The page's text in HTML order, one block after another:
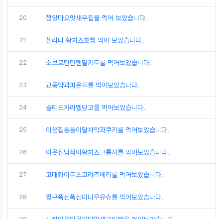
20 청양마요맛새우칩을 먹어 보았습니다.
21 샐리니 황치즈호빵 먹어 보았습니다.
22 소보로탄탄멘밀키트를 먹어보았습니다.
23 교동약과파운드를 먹어보았습니다.
24 솔티드카라멜당고를 먹어보았습니다.
25 이웃집통통이말차약과쿠키를 먹어보았습니다.
26 이웃집납작이황치즈크룽지를 먹어보았습니다.
27 고대화이트초코라즈베리를 먹어보았습니다.
28 짱구폭신폭신미니우유슈를 먹어보았습니다.